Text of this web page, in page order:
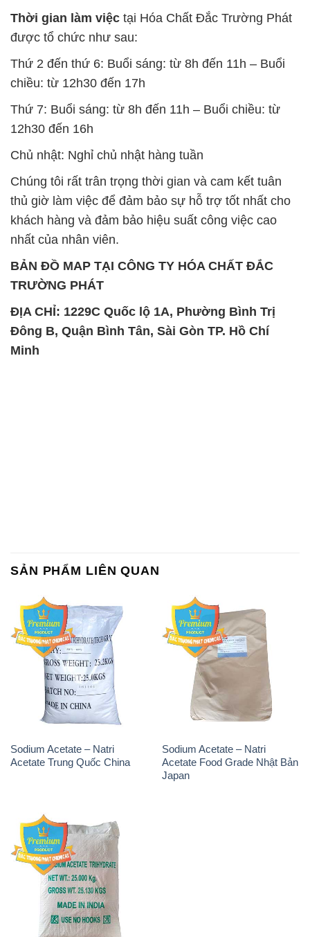
Thời gian làm việc tại Hóa Chất Đắc Trường Phát
được tổ chức như sau:
Thứ 2 đến thứ 6: Buổi sáng: từ 8h đến 11h – Buổi
chiều: từ 12h30 đến 17h
Thứ 7: Buổi sáng: từ 8h đến 11h – Buổi chiều: từ
12h30 đến 16h
Chủ nhật: Nghỉ chủ nhật hàng tuần
Chúng tôi rất trân trọng thời gian và cam kết tuân
thủ giờ làm việc để đảm bảo sự hỗ trợ tốt nhất cho
khách hàng và đảm bảo hiệu suất công việc cao
nhất của nhân viên.
BẢN ĐỒ MAP TẠI CÔNG TY HÓA CHẤT ĐẮC
TRƯỜNG PHÁT
ĐỊA CHỈ: 1229C Quốc lộ 1A, Phường Bình Trị
Đông B, Quận Bình Tân, Sài Gòn TP. Hồ Chí
Minh
SẢN PHẨM LIÊN QUAN
Sodium Acetate – Natri
Acetate Trung Quốc China
Sodium Acetate – Natri
Acetate Food Grade Nhật Bản
Japan